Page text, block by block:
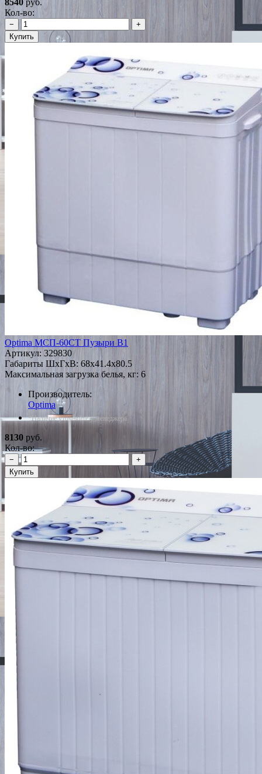
Кол-во:
−
+
Купить
Optima МСП-60СТ Пузыри В1
Артикул: 329830
Габариты ШxГxВ: 68x41.4x80.5
Максимальная загрузка белья, кг: 6
Производитель:
Optima
*Наличие уточняйте у менеджера
8130 руб.
Кол-во:
−
+
Купить